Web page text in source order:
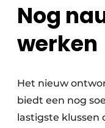
Nog
werken
Het nieuw
biedt een nog
lastigste klussen